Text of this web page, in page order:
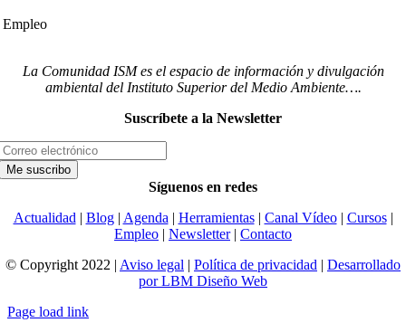
Empleo
La Comunidad ISM es el espacio de información y divulgación
ambiental del Instituto Superior del Medio Ambiente….
Suscríbete a la Newsletter
Síguenos en redes
Actualidad | Blog| Agenda | Herramientas| Canal Vídeo| Cursos|
Empleo | Newsletter| Contacto
© Copyright 2022 | Aviso legal | Política de privacidad | Desarrollado
por LBM Diseño Web
Page load link